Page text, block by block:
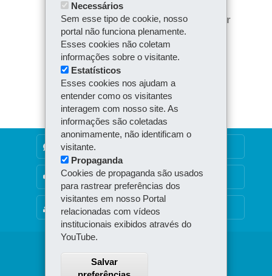
bo
ok
itt
er
ts
Ap
Voltar Início
Imprimir
Baixar
MAPA DO SITE
DENUNCIE CORRUPÇÃO
OUVIDORIA
Navegação
Necessários
Sem esse tipo de cookie, nosso
portal não funciona plenamente.
Esses cookies não coletam
informações sobre o visitante.
Estatísticos
Esses cookies nos ajudam a
entender como os visitantes
interagem com nosso site. As
informações são coletadas
anonimamente, não identificam o
visitante.
Propaganda
Cookies de propaganda são usados
para rastrear preferências dos
visitantes em nosso Portal
relacionadas com vídeos
institucionais exibidos através do
YouTube.
Salvar